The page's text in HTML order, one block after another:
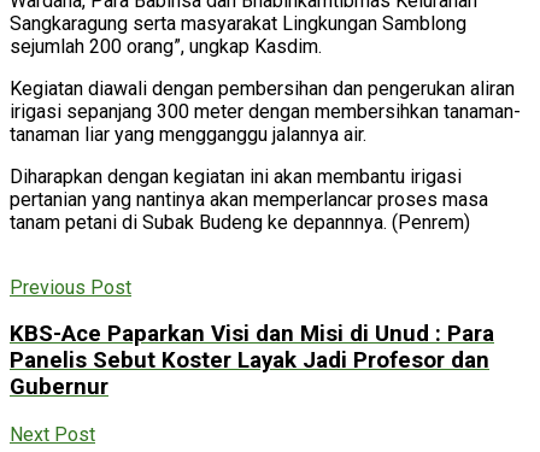
Sangkaragung serta masyarakat Lingkungan Samblong
sejumlah 200 orang”, ungkap Kasdim.
Kegiatan diawali dengan pembersihan dan pengerukan aliran
irigasi sepanjang 300 meter dengan membersihkan tanaman-
tanaman liar yang mengganggu jalannya air.
Diharapkan dengan kegiatan ini akan membantu irigasi
pertanian yang nantinya akan memperlancar proses masa
tanam petani di Subak Budeng ke depannnya. (Penrem)
Previous Post
KBS-Ace Paparkan Visi dan Misi di Unud : Para
Panelis Sebut Koster Layak Jadi Profesor dan
Gubernur
Next Post